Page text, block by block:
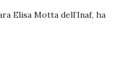
Elisa Motta dell’Inaf, ha